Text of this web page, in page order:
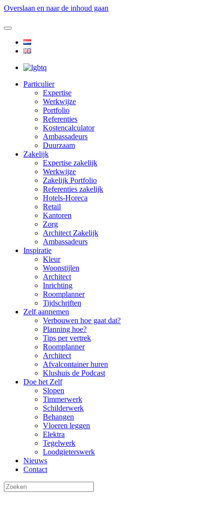
Overslaan en naar de inhoud gaan
Particulier
Expertise
Werkwijze
Portfolio
Referenties
Kostencalculator
Ambassadeurs
Duurzaam
Zakelijk
Expertise zakelijk
Werkwijze
Zakelijk Portfolio
Referenties zakelijk
Hotels-Horeca
Retail
Kantoren
Zorg
Architect Zakelijk
Ambassadeurs
Inspiratie
Kleur
Woonstijlen
Architect
Inrichting
Roomplanner
Tijdschriften
Zelf aannemen
Verbouwen hoe gaat dat?
Planning hoe?
Tips per vertrek
Roomplanner
Architect
Afvalcontainer huren
Klushuis de Podcast
Doe het Zelf
Slopen
Timmerwerk
Schilderwerk
Behangen
Vloeren leggen
Elektra
Tegelwerk
Loodgieterswerk
Nieuws
Contact